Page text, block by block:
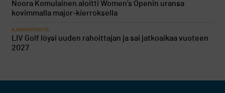
Noora Komulainen aloitti Women’s Openin uransa
kovimmalla major-kierroksella
AJANKOHTAISTA
LIV Golf löysi uuden rahoittajan ja sai jatkoaikaa vuoteen
2027